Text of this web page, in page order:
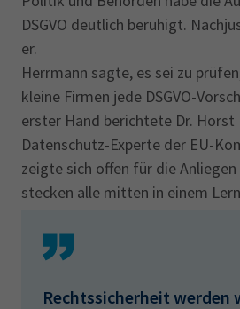
DSGVO deutlich beruhigt.
er.
Herrmann sagte, es sei zu
kleine Firmen jede DSGVO-
erster Hand berichtete Dr. Horst
Datenschutz-Experte der EU-
zeigte sich offen für die
stecken alle mitten in einem
Verunsicherung der
Rechtssicherheit werden